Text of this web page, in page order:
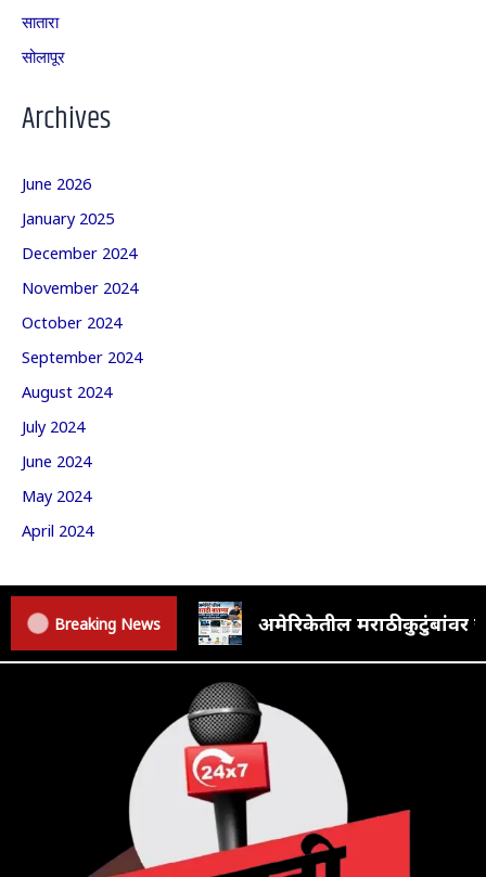
सातारा
सोलापूर
Archives
June 2026
January 2025
December 2024
November 2024
October 2024
September 2024
August 2024
July 2024
June 2024
May 2024
April 2024
Breaking News अमेरिकेतील मराठी कुटुंबांवर